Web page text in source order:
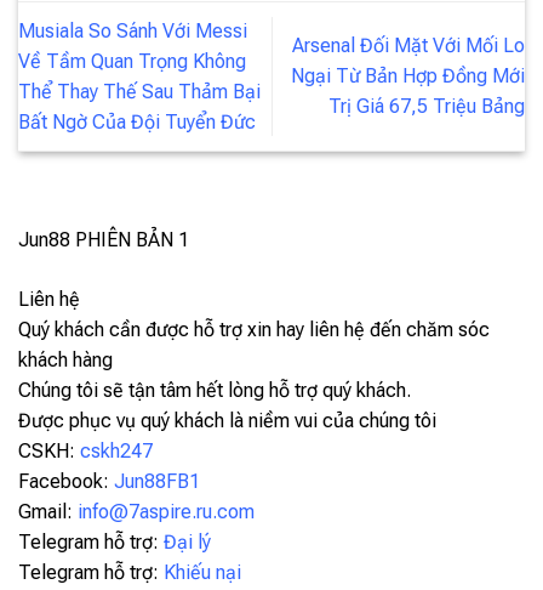
Musiala So Sánh Với Messi
Về Tầm Quan Trọng Không
Thể Thay Thế Sau Thảm Bại
Bất Ngờ Của Đội Tuyển Đức
Arsenal Đối Mặt Với Mối Lo
Ngại Từ Bản Hợp Đồng Mới
Trị Giá 67,5 Triệu Bảng
Jun88 PHIÊN BẢN 1
Liên hệ
Quý khách cần được hỗ trợ xin hay liên hệ đến chăm sóc
khách hàng
Chúng tôi sẽ tận tâm hết lòng hỗ trợ quý khách.
Được phục vụ quý khách là niềm vui của chúng tôi
CSKH: cskh247
Facebook: Jun88FB1
Gmail: info@7aspire.ru.com
Telegram hỗ trợ: Đại lý
Telegram hỗ trợ: Khiếu nại